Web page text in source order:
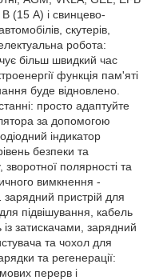
В (15 А) і свинцево-
скутерів,
робота:
більш швидкий час
функція пам'яті
буде відновлено.
просто адаптуйте
за допомогою
індикатор
безпеки та
зворотної полярності та
вимкнення -
пристрій для
підвішування, кабель
затискачами, зарядний
та чохол для
та регенерації:
перерв і